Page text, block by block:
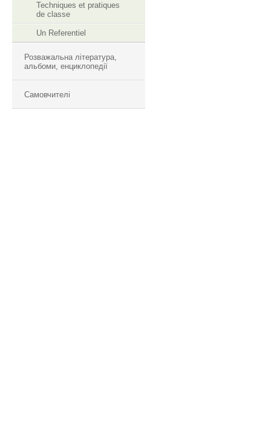
Techniques et pratiques
de classe
Un Referentiel
Розважальна література,
альбоми, енциклопедії
Самовчителі